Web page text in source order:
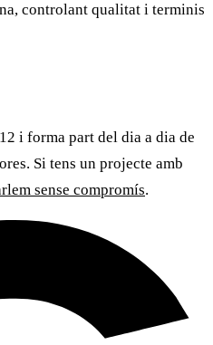
controlant qualitat i terminis
i forma part del dia a dia de
Si tens un projecte amb
sense compromís.